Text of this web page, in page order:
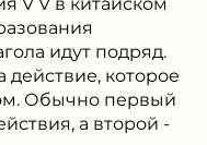
идут подряд.
действие, которое
Обычно первый
а второй -